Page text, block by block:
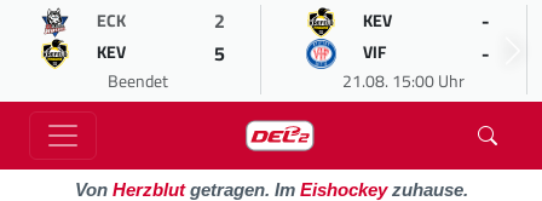
ECK 2
KEV 5
Beendet
KEV -
VIF -
21.08. 15:00 Uhr
Von Herzblutgetragen. Im Eishockeyzuhause.